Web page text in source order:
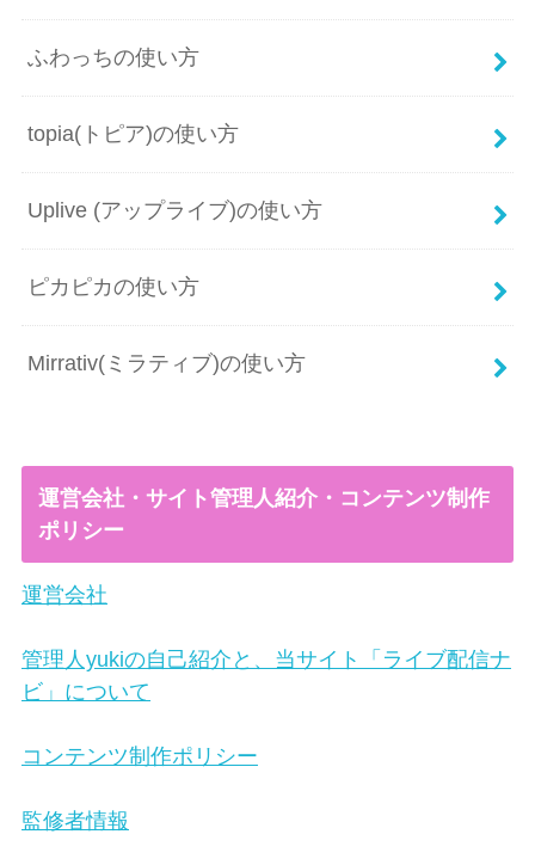
ふわっちの使い方
topia(トピア)の使い方
Uplive (アップライブ)の使い方
ピカピカの使い方
Mirrativ(ミラティブ)の使い方
運営会社・サイト管理人紹介・コンテンツ制作
ポリシー
運営会社
管理人yukiの自己紹介と、当サイト「ライブ配信ナ
ビ」について
コンテンツ制作ポリシー
監修者情報